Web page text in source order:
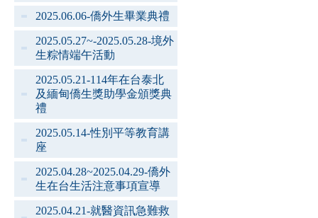
2025.06.06-僑外生畢業典禮
2025.05.27~-2025.05.28-境外
生粽情端午活動
2025.05.21-114年在台泰北
及緬甸僑生獎助學金頒獎典
禮
2025.05.14-性別平等教育講
座
2025.04.28~2025.04.29-僑外
生在台生活注意事項宣導
2025.04.21-就醫資訊急難救